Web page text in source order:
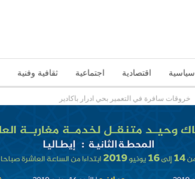
سياسية اقتصادية اجتماعية ثقافية وفنية
خروقات سافرة في التعمير بحي ادرار باكادير